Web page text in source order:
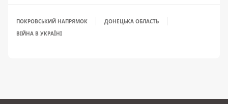
ПОКРОВСЬКИЙ НАПРЯМОК
ДОНЕЦЬКА ОБЛАСТЬ
ВІЙНА В УКРАЇНІ